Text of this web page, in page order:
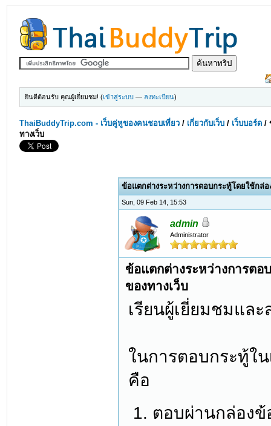
ยินดีต้อนรับ คุณผู้เยี่ยมชม! (เข้าสู่ระบบ — ลงทะเบียน)
ThaiBuddyTrip.com - เว็บคู่หูของคนชอบเที่ยว / เกี่ยวกับเว็บ / เว็บบอร์ด /
ทางเว็บ
ข้อแตกต่างระหว่างการตอบกระทู้โดยใช้กล่
Sun, 09 Feb 14, 15:53
admin
Administrator
ข้อแตกต่างระหว่างการต
ของทางเว็บ
เรียนผู้เยี่ยมชมแล
ในการตอบกระทู้ใ
คือ
ตอบผ่านกล่องข้